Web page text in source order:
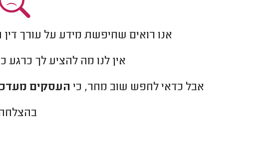
אנו רואים שחיפשת מידע על עורך
אין לנו מה להציע לך כרגע
אבל כדאי לחפש שוב מחר, כי העסקים